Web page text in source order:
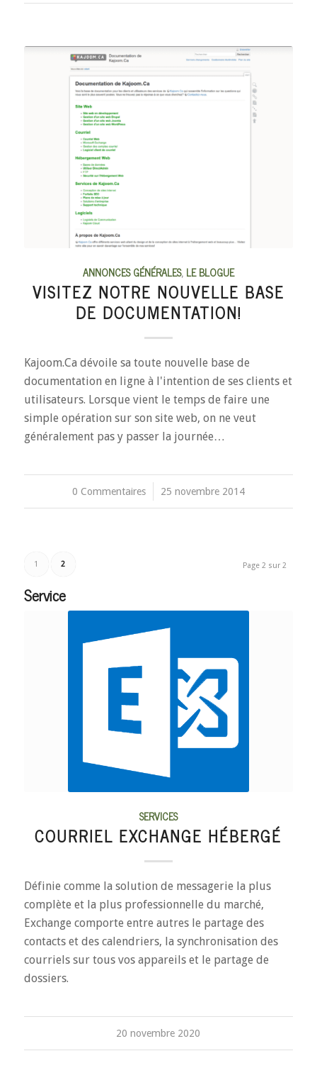
ANNONCES GÉNÉRALES, LE BLOGUE
VISITEZ NOTRE NOUVELLE BASE
DE DOCUMENTATION!
Kajoom.Ca dévoile sa toute nouvelle base de
documentation en ligne à l'intention de ses clients et
utilisateurs. Lorsque vient le temps de faire une
simple opération sur son site web, on ne veut
généralement pas y passer la journée…
0 Commentaires
/ 25 novembre 2014
Page 2 sur 2
1 2
Service
SERVICES
COURRIEL EXCHANGE HÉBERGÉ
Définie comme la solution de messagerie la plus
complète et la plus professionnelle du marché,
Exchange comporte entre autres le partage des
contacts et des calendriers, la synchronisation des
courriels sur tous vos appareils et le partage de
dossiers.
20 novembre 2020